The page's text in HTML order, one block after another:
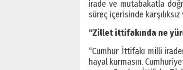
irade ve mutabakatla
süreç içerisinde karşılıksız
“Zillet ittifakında ne
“Cumhur İttifakı milli
hayal kurmasın.